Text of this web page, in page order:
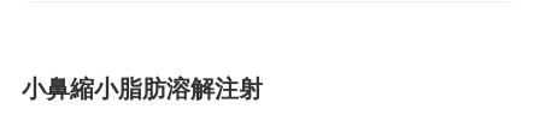
小鼻縮小脂肪溶解注射